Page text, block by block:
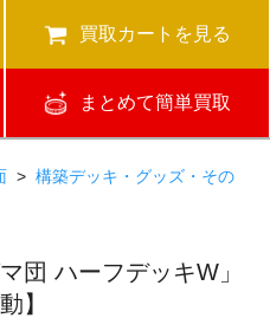
買取カートを見る
まとめて簡単買取
> 構築デッキ・グッズ・その
団 ハーフデッキW」
】